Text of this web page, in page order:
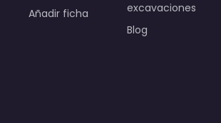
Añadir ficha
excavaciones
Blog